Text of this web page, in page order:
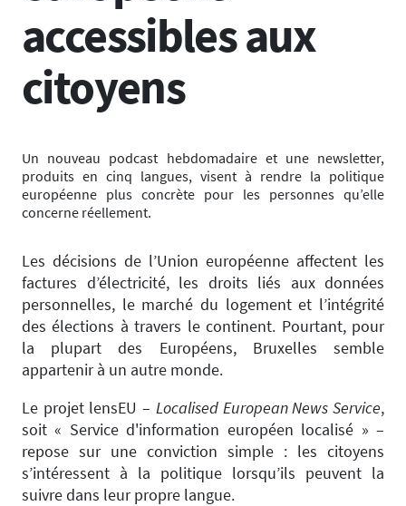
accessibles aux
citoyens
Un nouveau podcast hebdomadaire et une newsletter,
produits en cinq langues, visent à rendre la politique
européenne plus concrète pour les personnes qu’elle
concerne réellement.
Les décisions de l’Union européenne affectent les
factures d’électricité, les droits liés aux données
personnelles, le marché du logement et l’intégrité
des élections à travers le continent. Pourtant, pour
la plupart des Européens, Bruxelles semble
appartenir à un autre monde.
Le projet lensEU – Localised European News Service,
soit « Service d'information européen localisé » –
repose sur une conviction simple : les citoyens
s’intéressent à la politique lorsqu’ils peuvent la
suivre dans leur propre langue.